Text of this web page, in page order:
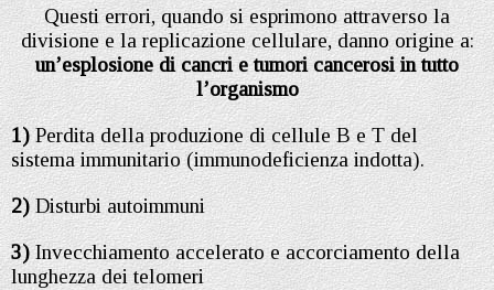
Questi errori, quando si esprimono attraverso la
divisione e la replicazione cellulare, danno origine a:
un’esplosione di cancri e tumori cancerosi in tutto
l’organismo
1) Perdita della produzione di cellule B e T del
sistema immunitario (immunodeficienza indotta).
2) Disturbi autoimmuni
3) Invecchiamento accelerato e accorciamento della
lunghezza dei telomeri